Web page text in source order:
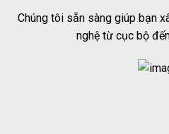
Chúng tôi sẵn sàng giúp bạn
nghệ từ cục bộ